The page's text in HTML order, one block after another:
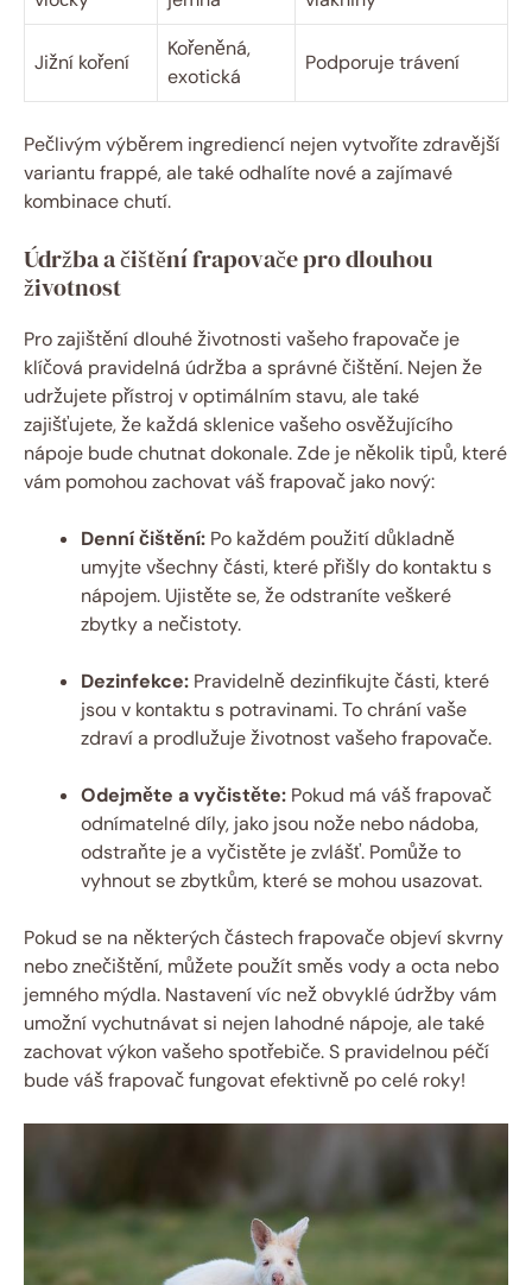
Jižní koření
Kořeněná,
exotická
Podporuje trávení
Pečlivým výběrem ingrediencí nejen vytvoříte zdravější
variantu frappé, ale také odhalíte nové a zajímavé
kombinace chutí.
Údržba a čištění frapovače pro dlouhou
životnost
Pro zajištění dlouhé životnosti vašeho frapovače je
klíčová pravidelná údržba a správné čištění. Nejen že
udržujete přístroj v optimálním stavu, ale také
zajišťujete, že každá sklenice vašeho osvěžujícího
nápoje bude chutnat dokonale. Zde je několik tipů, které
vám pomohou zachovat váš frapovač jako nový:
Denní čištění: Po každém použití důkladně
umyjte všechny části, které přišly do kontaktu s
nápojem. Ujistěte se, že odstraníte veškeré
zbytky a nečistoty.
Dezinfekce: Pravidelně dezinfikujte části, které
jsou v kontaktu s potravinami. To chrání vaše
zdraví a prodlužuje životnost vašeho frapovače.
Odejměte a vyčistěte: Pokud má váš frapovač
odnímatelné díly, jako jsou nože nebo nádoba,
odstraňte je a vyčistěte je zvlášť. Pomůže to
vyhnout se zbytkům, které se mohou usazovat.
Pokud se na některých částech frapovače objeví skvrny
nebo znečištění, můžete použít směs vody a octa nebo
jemného mýdla. Nastavení víc než obvyklé údržby vám
umožní vychutnávat si nejen lahodné nápoje, ale také
zachovat výkon vašeho spotřebiče. S pravidelnou péčí
bude váš frapovač fungovat efektivně po celé roky!